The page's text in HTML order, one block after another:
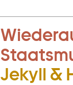
Jekyll &